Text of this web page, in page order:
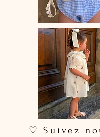
♡ Suivez